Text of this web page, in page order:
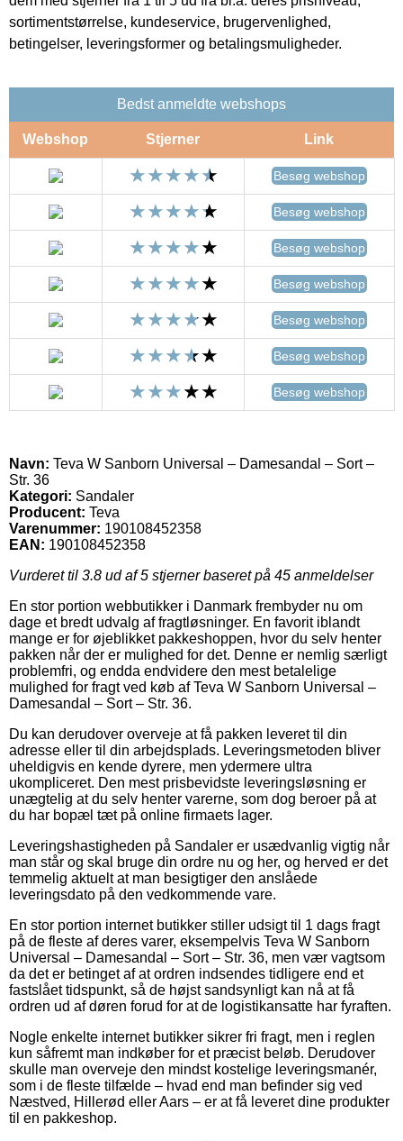
sortimentstørrelse, kundeservice, brugervenlighed,
betingelser, leveringsformer og betalingsmuligheder.
Bedst anmeldte webshops
Webshop Stjerner Link
Besøg webshop
Besøg webshop
Besøg webshop
Besøg webshop
Besøg webshop
Besøg webshop
Besøg webshop
Navn: Teva W Sanborn Universal – Damesandal – Sort –
Str. 36
Kategori: Sandaler
Producent: Teva
Varenummer: 190108452358
EAN: 190108452358
Vurderet til 3.8 ud af 5 stjerner baseret på 45 anmeldelser
En stor portion webbutikker i Danmark frembyder nu om
dage et bredt udvalg af fragtløsninger. En favorit iblandt
mange er for øjeblikket pakkeshoppen, hvor du selv henter
pakken når der er mulighed for det. Denne er nemlig særligt
problemfri, og endda endvidere den mest betalelige
mulighed for fragt ved køb af Teva W Sanborn Universal –
Damesandal – Sort – Str. 36.
Du kan derudover overveje at få pakken leveret til din
adresse eller til din arbejdsplads. Leveringsmetoden bliver
uheldigvis en kende dyrere, men ydermere ultra
ukompliceret. Den mest prisbevidste leveringsløsning er
unægtelig at du selv henter varerne, som dog beroer på at
du har bopæl tæt på online firmaets lager.
Leveringshastigheden på Sandaler er usædvanlig vigtig når
man står og skal bruge din ordre nu og her, og herved er det
temmelig aktuelt at man besigtiger den anslåede
leveringsdato på den vedkommende vare.
En stor portion internet butikker stiller udsigt til 1 dags fragt
på de fleste af deres varer, eksempelvis Teva W Sanborn
Universal – Damesandal – Sort – Str. 36, men vær vagtsom
da det er betinget af at ordren indsendes tidligere end et
fastslået tidspunkt, så de højst sandsynligt kan nå at få
ordren ud af døren forud for at de logistikansatte har fyraften.
Nogle enkelte internet butikker sikrer fri fragt, men i reglen
kun såfremt man indkøber for et præcist beløb. Derudover
skulle man overveje den mindst kostelige leveringsmanér,
som i de fleste tilfælde – hvad end man befinder sig ved
Næstved, Hillerød eller Aars – er at få leveret dine produkter
til en pakkeshop.